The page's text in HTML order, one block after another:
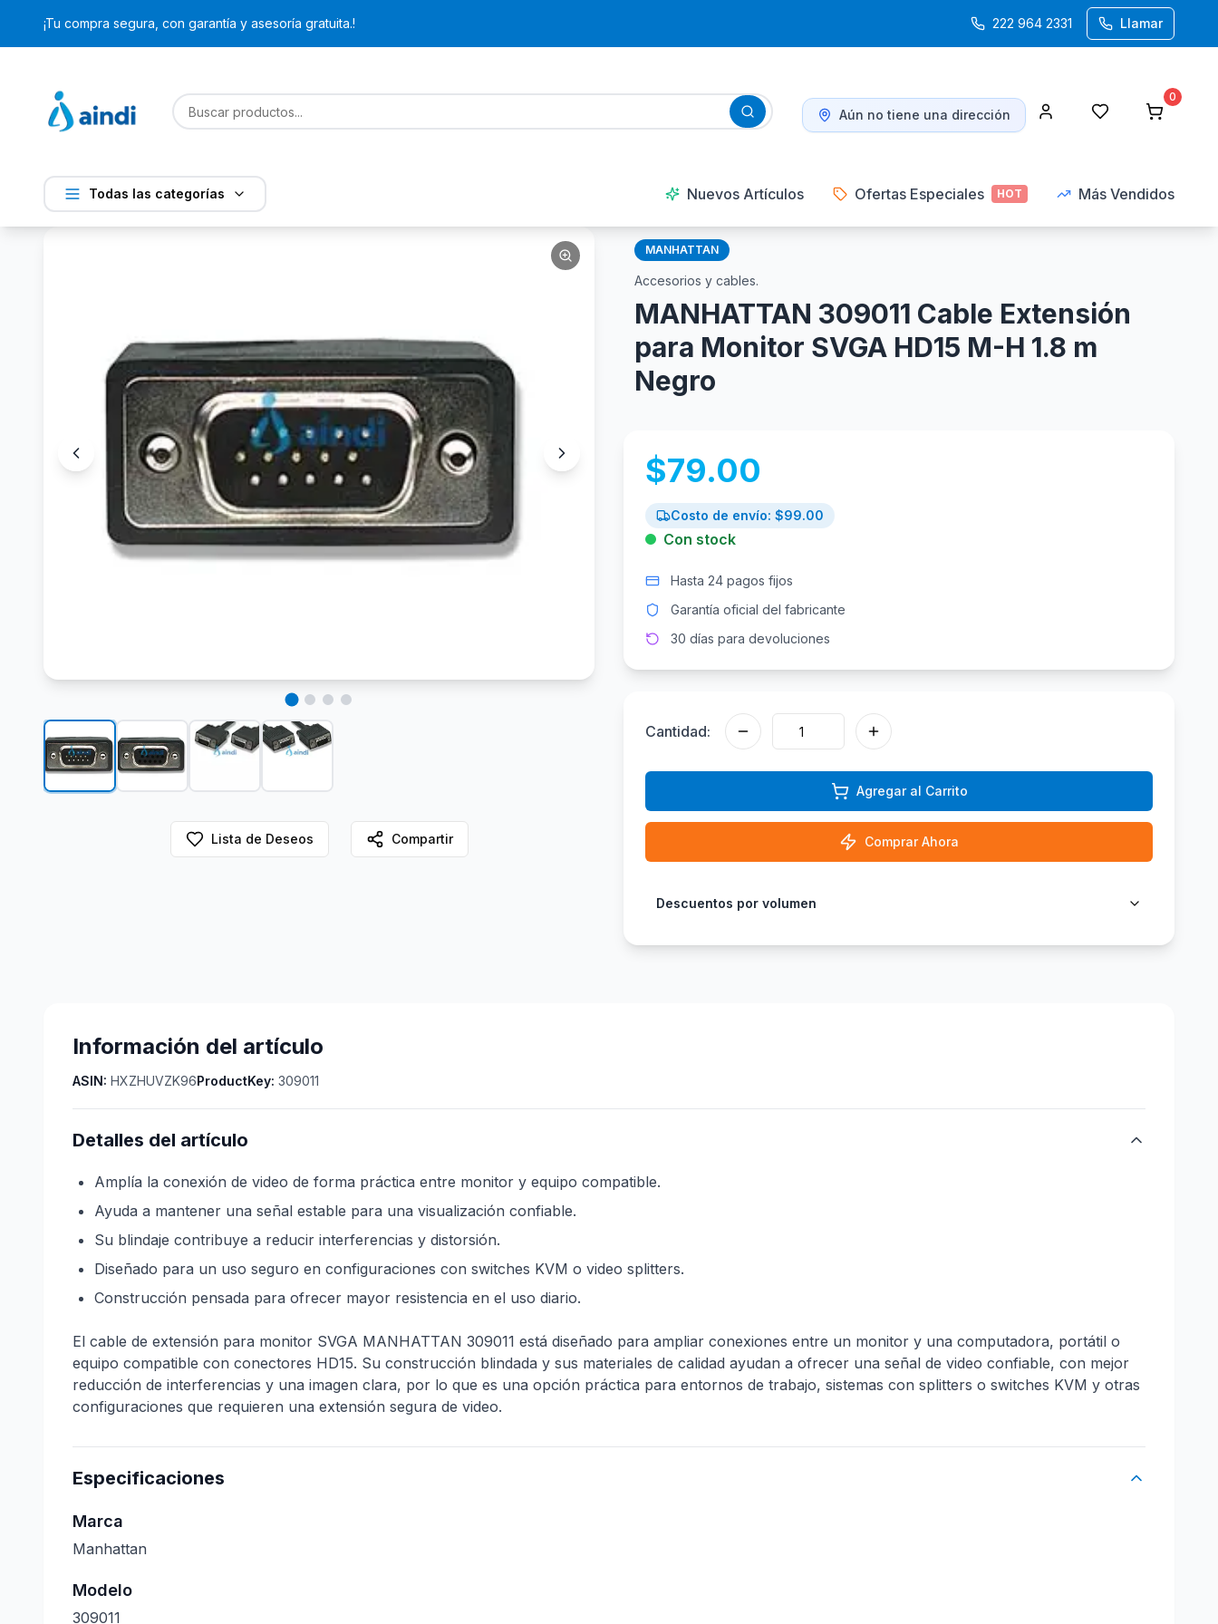
¡Tu compra segura, con garantía y asesoría gratuita.! 222 964 2331 Llamar
Aún no tiene una dirección
0
Todas las categorías Nuevos Artículos Ofertas Especiales HOT Más Vendidos
Lista de Deseos Compartir
MANHATTAN
Accesorios y cables.
MANHATTAN 309011 Cable Extensión
para Monitor SVGA HD15 M-H 1.8 m
Negro
$79.00
Costo de envío: $99.00
Con stock
Hasta 24 pagos fijos
Garantía oficial del fabricante
30 días para devoluciones
Cantidad:
Agregar al Carrito
Comprar Ahora
Descuentos por volumen
Información del artículo
ASIN: HXZHUVZK96ProductKey: 309011
Detalles del artículo
Amplía la conexión de video de forma práctica entre monitor y equipo compatible.
Ayuda a mantener una señal estable para una visualización confiable.
Su blindaje contribuye a reducir interferencias y distorsión.
Diseñado para un uso seguro en configuraciones con switches KVM o video splitters.
Construcción pensada para ofrecer mayor resistencia en el uso diario.
El cable de extensión para monitor SVGA MANHATTAN 309011 está diseñado para ampliar conexiones entre un monitor y una computadora, portátil o
equipo compatible con conectores HD15. Su construcción blindada y sus materiales de calidad ayudan a ofrecer una señal de video confiable, con mejor
reducción de interferencias y una imagen clara, por lo que es una opción práctica para entornos de trabajo, sistemas con splitters o switches KVM y otras
configuraciones que requieren una extensión segura de video.
Especificaciones
Marca
Manhattan
Modelo
309011